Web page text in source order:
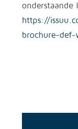
onderstaande
https://
brochure-def-